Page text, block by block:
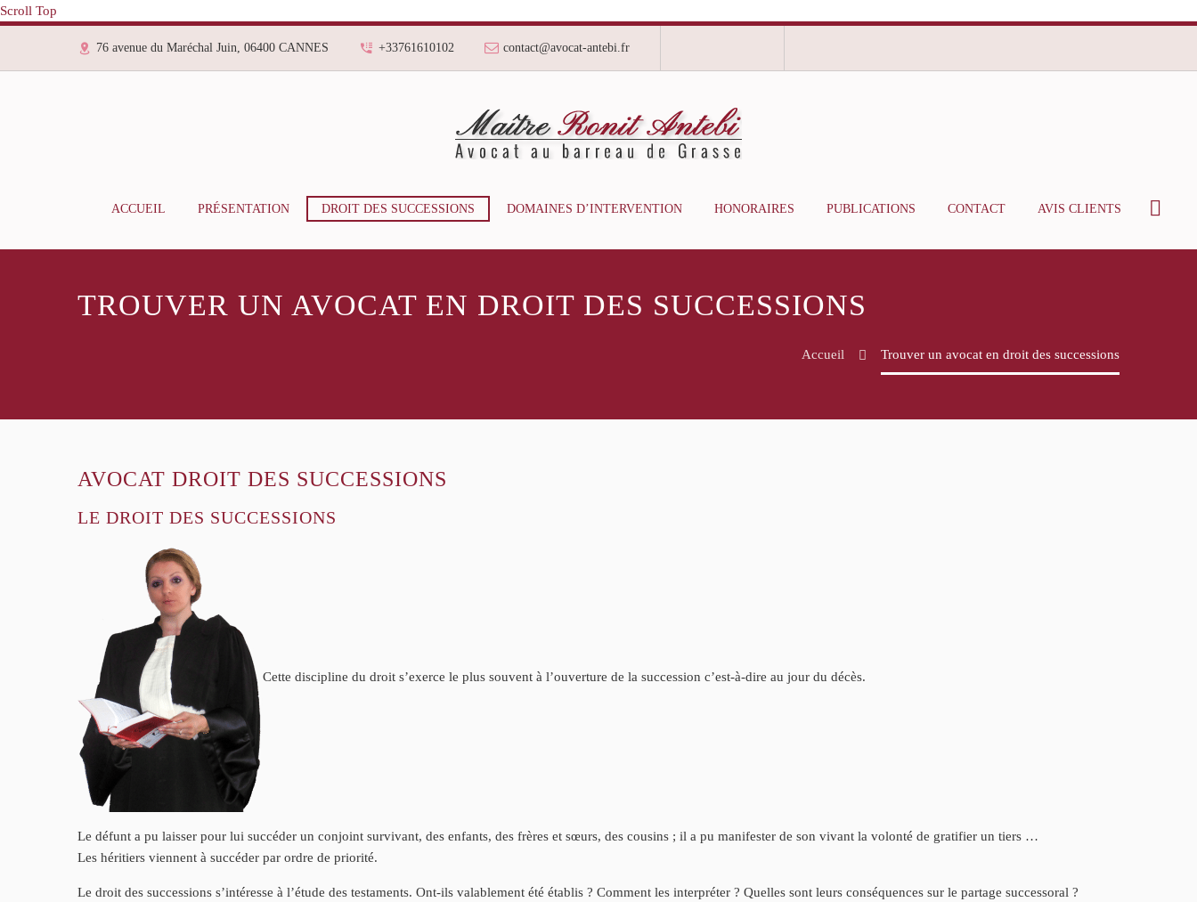
Scroll Top
76 avenue du Maréchal Juin, 06400 CANNES +33761610102 contact@avocat-antebi.fr
ACCUEIL PRÉSENTATION DROIT DES SUCCESSIONS DOMAINES D’INTERVENTION HONORAIRES PUBLICATIONS CONTACT AVIS CLIENTS
TROUVER UN AVOCAT EN DROIT DES SUCCESSIONS
Accueil Trouver un avocat en droit des successions
AVOCAT DROIT DES SUCCESSIONS
LE DROIT DES SUCCESSIONS
Cette discipline du droit s’exerce le plus souvent à l’ouverture de la succession c’est-à-dire au jour du décès.
Le défunt a pu laisser pour lui succéder un conjoint survivant, des enfants, des frères et sœurs, des cousins ; il a pu manifester de son vivant la volonté de gratifier un tiers …
Les héritiers viennent à succéder par ordre de priorité.
Le droit des successions s’intéresse à l’étude des testaments. Ont-ils valablement été établis ? Comment les interpréter ? Quelles sont leurs conséquences sur le partage successoral ?